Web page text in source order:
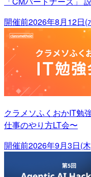
開催前2026年8月12日(
クラメソふくおかIT勉
仕事のやり方LT会〜
開催前2026年9月3日(